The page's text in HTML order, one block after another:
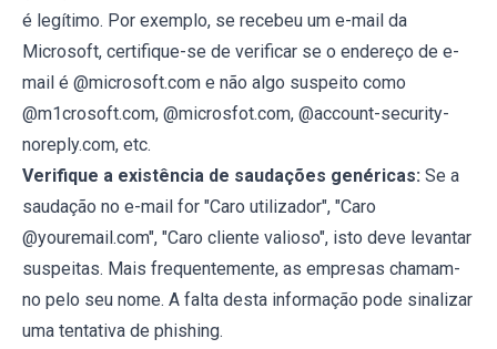
é legítimo. Por exemplo, se recebeu um e-mail da
Microsoft, certifique-se de verificar se o endereço de e-
mail é @microsoft.com e não algo suspeito como
@m1crosoft.com, @microsfot.com, @account-security-
noreply.com, etc.
Verifique a existência de saudações genéricas: Se a
saudação no e-mail for "Caro utilizador", "Caro
@youremail.com", "Caro cliente valioso", isto deve levantar
suspeitas. Mais frequentemente, as empresas chamam-
no pelo seu nome. A falta desta informação pode sinalizar
uma tentativa de phishing.